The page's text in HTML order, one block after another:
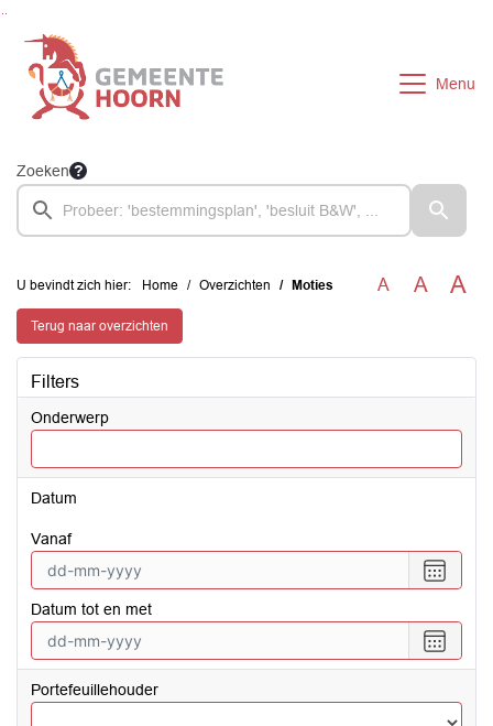
Menu
Zoeken
U bevindt zich hier: Home Overzichten Moties A A A
Terug naar overzichten
Filters
Onderwerp
Datum
vanaf
een
vanaf
Datum tot en met
een
tot
Portefeuillehouder